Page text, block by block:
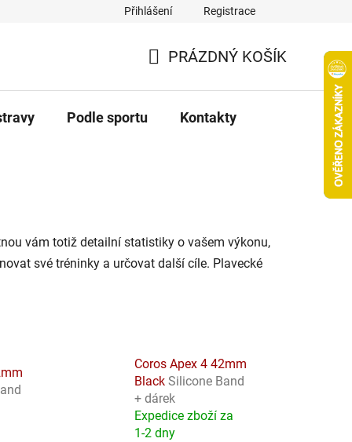
Přihlášení Registrace
KOŠÍK
PRÁZDNÝ KOŠÍK
Podle sportu Kontakty
vám totiž detailní statistiky o vašem výkonu,
své tréninky a určovat další cíle. Plavecké
Coros Apex 4 42mm
Black Silicone Band
+ dárek
Expedice zboží za
1-2 dny